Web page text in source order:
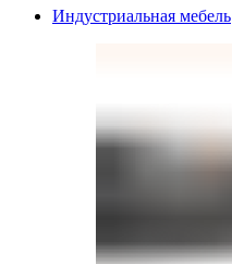
Индустриальная мебель